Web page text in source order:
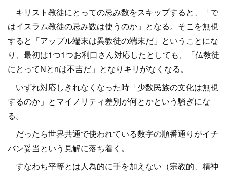
キリスト教徒にとっての忌み数をスキップすると、「で
はイスラム教徒の忌み数は使うのか」となる。そこを無視
すると「アップル端末は異教徒の端末だ」ということにな
り、最初は1つ1つお利口さん対応したとしても、「仏教徒
にとってNとnは不吉だ」となりキリがなくなる。
いずれ対応しきれなくなった時「少数民族の文化は無視
するのか」とマイノリティ差別が何とかという騒ぎにな
る。
だったら世界共通で使われている数字の順番通りがイチ
バン妥当という見解に落ち着く。
すなわち平等とは人為的に手を加えない（宗教的、精神